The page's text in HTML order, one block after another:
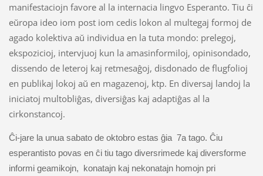
manifestaciojn favore al la internacia lingvo Esperanto. Tiu ĉi
eŭropa ideo iom post iom cedis lokon al multegaj formoj de
agado kolektiva aŭ individua en la tuta mondo: prelegoj,
ekspozicioj, intervjuoj kun la amasinformiloj, opinisondado,
dissendo de leteroj kaj retmesaĝoj, disdonado de flugfolioj
en publikaj lokoj aŭ en magazenoj, ktp. En diversaj landoj la
iniciatoj multobliĝas, diversiĝas kaj adaptiĝas al la
cirkonstancoj.
Ĉi-jare la unua sabato de oktobro estas ĝia 7a tago. Ĉiu
esperantisto povas en ĉi tiu tago diversrimede kaj diversforme
informi geamikojn, konatajn kaj nekonatajn homojn pri